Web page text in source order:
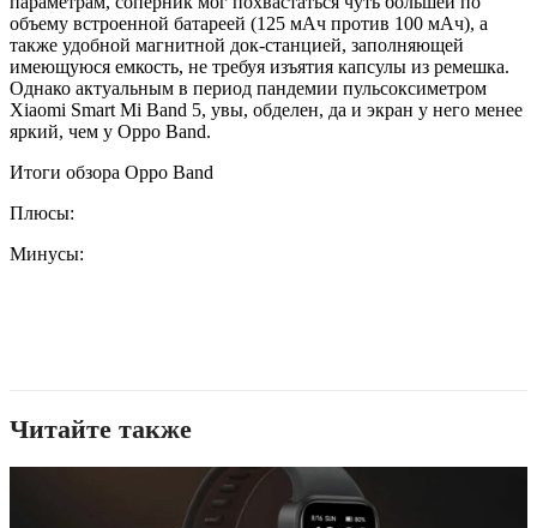
объему встроенной батареей (125 мАч против 100 мАч), а
также удобной магнитной док-станцией, заполняющей
имеющуюся емкость, не требуя изъятия капсулы из ремешка.
Однако актуальным в период пандемии пульсоксиметром
Xiaomi Smart Mi Band 5, увы, обделен, да и экран у него менее
яркий, чем у Oppo Band.
Итоги обзора Oppo Band
Плюсы:
Минусы:
Читайте также